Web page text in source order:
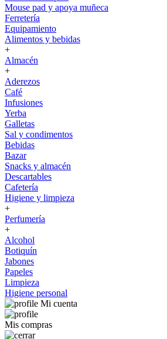
Mouse pad y apoya muñeca
Ferretería
Equipamiento
Alimentos y bebidas
+
Almacén
+
Aderezos
Café
Infusiones
Yerba
Galletas
Sal y condimentos
Bebidas
Bazar
Snacks y almacén
Descartables
Cafetería
Higiene y limpieza
+
Perfumería
+
Alcohol
Botiquín
Jabones
Papeles
Limpieza
Higiene personal
Mi cuenta
Mis compras